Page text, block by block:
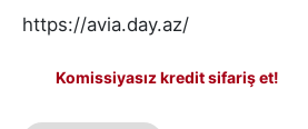
https://avia.day.az/
Komissiyasız kredit sifariş et!